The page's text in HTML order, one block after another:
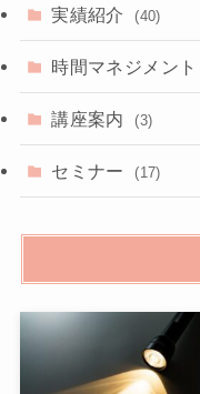
実績紹介 (40)
時間マネジメント
講座案内 (3)
セミナー (17)